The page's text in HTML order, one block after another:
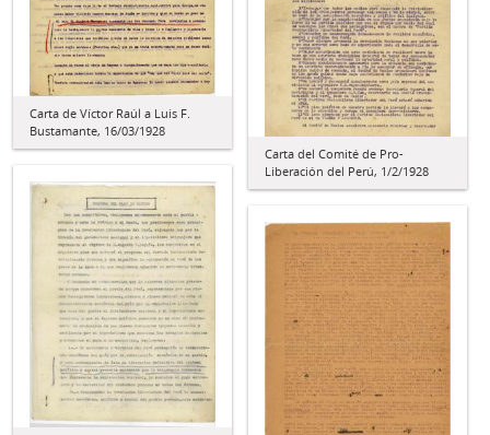
Carta de Víctor Raúl a Luis F.
Bustamante, 16/03/1928
Carta del Comité de Pro-
Liberación del Perú, 1/2/1928